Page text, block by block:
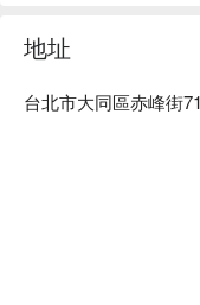
地址
台北市大同區赤峰街